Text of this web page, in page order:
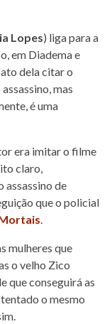
Lopes) liga para a
em Diadema e
dela citar o
mas
é uma
era imitar o filme
claro,
assassino de
que o policial
.
mulheres que
o velho Zico
que conseguirá as
o mesmo